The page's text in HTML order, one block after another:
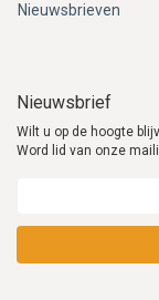
Nieuwsbrieven
Nieuwsbrief
Wilt u op de hoogte
Word lid van onze